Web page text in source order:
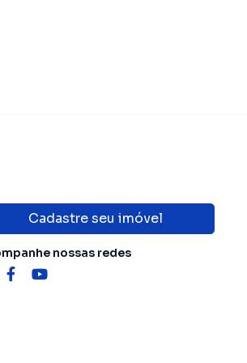
Cadastre seu imóvel
nossas redes